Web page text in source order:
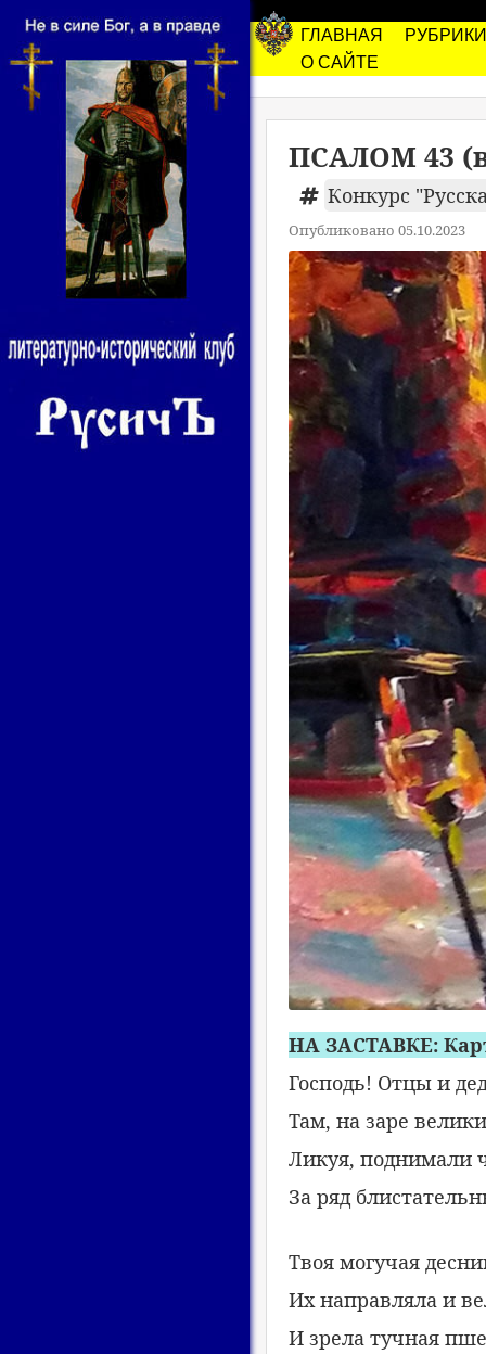
ГЛАВНАЯ
РУБРИКИ
О САЙТЕ
ПСАЛОМ 43
Конкурс
Опубликовано 05.10.2023
НА ЗАСТАВКЕ:
Господь! Отцы и
Там, на заре
Ликуя, поднимали
За ряд
Твоя могучая
Их направляла и
И зрела тучная